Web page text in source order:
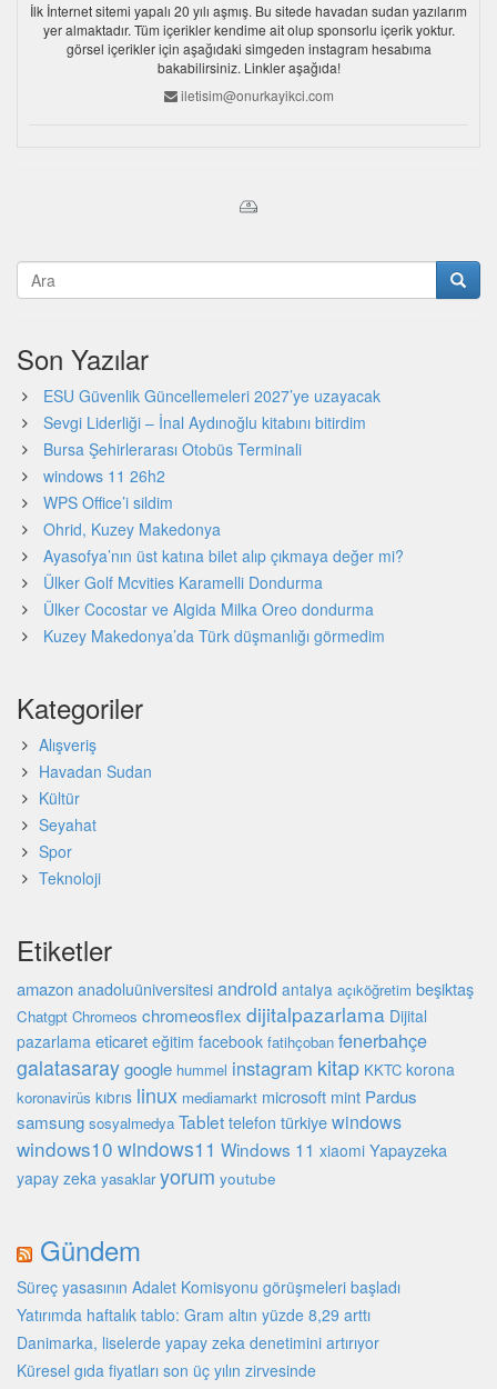
İlk İnternet sitemi yapalı 20 yılı aşmış. Bu sitede havadan sudan yazılarım
yer almaktadır. Tüm içerikler kendime ait olup sponsorlu içerik yoktur.
görsel içerikler için aşağıdaki simgeden instagram hesabıma
bakabilirsiniz. Linkler aşağıda!
iletisim@onurkayikci.com
Son Yazılar
ESU Güvenlik Güncellemeleri 2027’ye uzayacak
Sevgi Liderliği – İnal Aydınoğlu kitabını bitirdim
Bursa Şehirlerarası Otobüs Terminali
windows 11 26h2
WPS Office’i sildim
Ohrid, Kuzey Makedonya
Ayasofya’nın üst katına bilet alıp çıkmaya değer mi?
Ülker Golf Mcvities Karamelli Dondurma
Ülker Cocostar ve Algida Milka Oreo dondurma
Kuzey Makedonya’da Türk düşmanlığı görmedim
Kategoriler
Alışveriş
Havadan Sudan
Kültür
Seyahat
Spor
Teknoloji
Etiketler
amazon anadoluüniversitesi android antalya açıköğretim beşiktaş
Chatgpt Chromeos chromeosflex dijitalpazarlama Dijital
pazarlama eticaret eğitim facebook fatihçoban fenerbahçe
galatasaraygoogle hummel instagram kitap KKTC korona
koronavirüs kıbrıs linux mediamarkt microsoft mint Pardus
samsung sosyalmedya Tablet telefon türkiyewindows
windows10 windows11 Windows 11 xiaomi Yapayzeka
yapay zeka yasaklar yorum youtube
Gündem
Süreç yasasının Adalet Komisyonu görüşmeleri başladı
Yatırımda haftalık tablo: Gram altın yüzde 8,29 arttı
Danimarka, liselerde yapay zeka denetimini artırıyor
Küresel gıda fiyatları son üç yılın zirvesinde